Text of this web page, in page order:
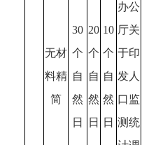
无材
料精
简
30
个
自
然
日
20
个
自
然
日
10
个
自
然
日
办公
厅关
于印
发人
口监
测统